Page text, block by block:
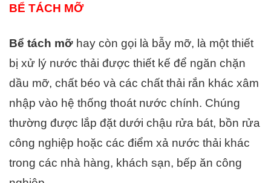
BỂ TÁCH MỠ
Bể tách mỡ hay còn gọi là bẫy mỡ, là một thiết
bị xử lý nước thải được thiết kế để ngăn chặn
dầu mỡ, chất béo và các chất thải rắn khác xâm
nhập vào hệ thống thoát nước chính. Chúng
thường được lắp đặt dưới chậu rửa bát, bồn rửa
công nghiệp hoặc các điểm xả nước thải khác
trong các nhà hàng, khách sạn, bếp ăn công